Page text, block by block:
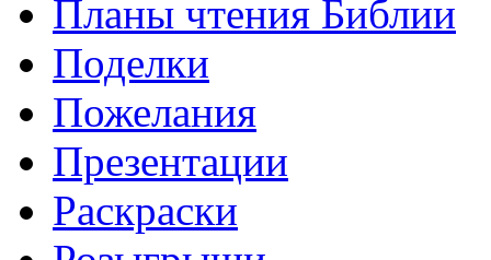
Планы чтения Библии
Поделки
Пожелания
Презентации
Раскраски